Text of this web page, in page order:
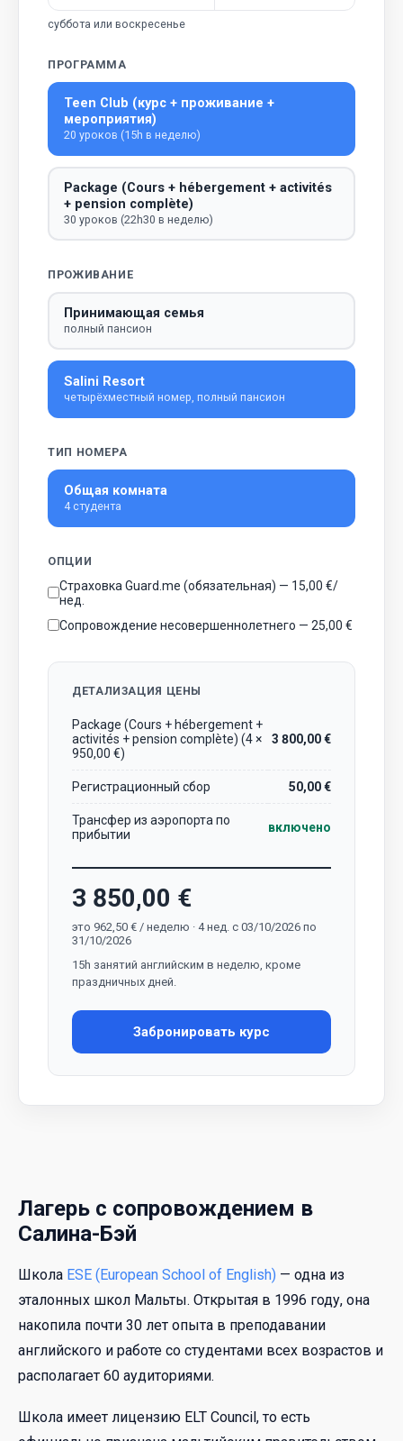
суббота или воскресенье
ПРОГРАММА
Teen Club (курс + проживание +
мероприятия)
20 уроков (15h в неделю)
Package (Cours + hébergement + activités
+ pension complète)
30 уроков (22h30 в неделю)
ПРОЖИВАНИЕ
Принимающая семья
полный пансион
Salini Resort
четырёхместный номер, полный пансион
ТИП НОМЕРА
Общая комната
4 студента
ОПЦИИ
Страховка Guard.me (обязательная) — 15,00 €/
нед.
Сопровождение несовершеннолетнего — 25,00 €
ДЕТАЛИЗАЦИЯ ЦЕНЫ
Package (Cours + hébergement +
activités + pension complète) (4 ×
950,00 €)
3 800,00 €
Регистрационный сбор 50,00 €
Трансфер из аэропорта по
прибытии
включено
3 850,00 €
это 962,50 € / неделю · 4 нед. с 03/10/2026 по
31/10/2026
15h занятий английским в неделю, кроме
праздничных дней.
Забронировать курс
Лагерь с сопровождением в
Салина-Бэй
Школа ESE (European School of English) — одна из
эталонных школ Мальты. Открытая в 1996 году, она
накопила почти 30 лет опыта в преподавании
английского и работе со студентами всех возрастов и
располагает 60 аудиториями.
Школа имеет лицензию ELT Council, то есть